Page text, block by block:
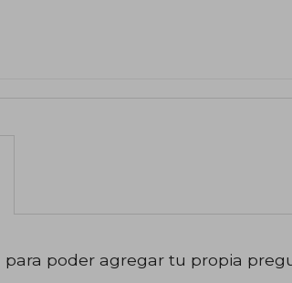
para poder agregar tu propia